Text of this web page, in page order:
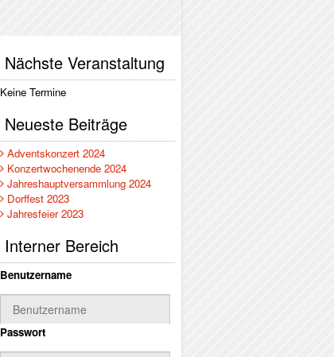
Nächste Veranstaltung
Keine Termine
Neueste Beiträge
Adventskonzert 2024
Konzertwochenende 2024
Jahreshauptversammlung 2024
Dorffest 2023
Jahresfeier 2023
Interner Bereich
Benutzername
Passwort